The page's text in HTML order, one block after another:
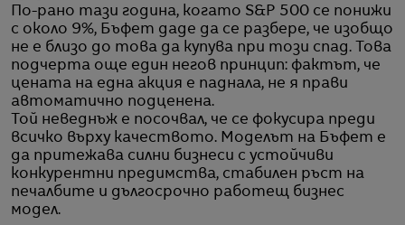
По-рано тази година, когато S&P 500 се понижи
с около 9%, Бъфет даде да се разбере, че изобщо
не е близо до това да купува при този спад. Това
подчерта още един негов принцип: фактът, че
цената на една акция е паднала, не я прави
автоматично подценена.
Той неведнъж е посочвал, че се фокусира преди
всичко върху качеството. Моделът на Бъфет е
да притежава силни бизнеси с устойчиви
конкурентни предимства, стабилен ръст на
печалбите и дългосрочно работещ бизнес
модел.